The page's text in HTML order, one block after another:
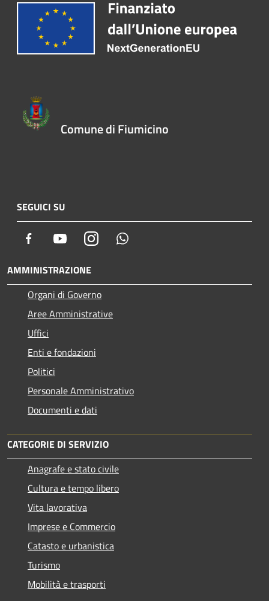
Comune di Fiumicino
SEGUICI SU
Facebook YoutubeInstagram
AMMINISTRAZIONE
Organi di Governo
Aree Amministrative
Uffici
Enti e fondazioni
Politici
Personale Amministrativo
Documenti e dati
CATEGORIE DI SERVIZIO
Anagrafe e stato civile
Cultura e tempo libero
Vita lavorativa
Imprese e Commercio
Catasto e urbanistica
Turismo
Mobilità e trasporti